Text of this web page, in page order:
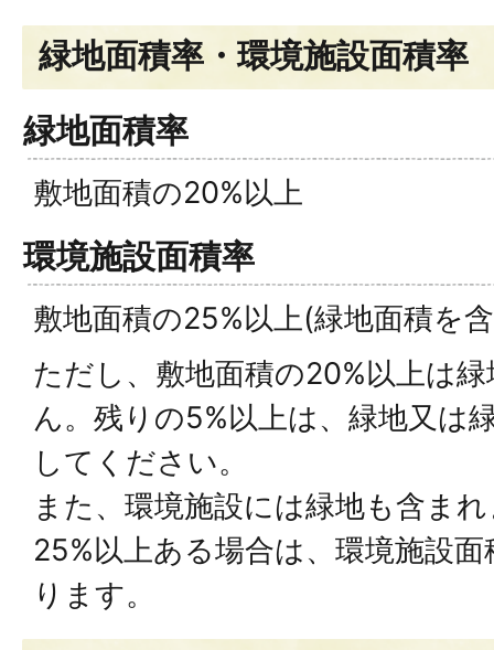
緑地面積率・環境施設面積率
緑地面積率
敷地面積の20%以上
環境施設面積率
敷地面積の25%以上(緑地面積を
ただし、敷地面積の20%以上は
ん。残りの5%以上は、緑地又は
してください。
また、環境施設には緑地も含ま
25%以上ある場合は、環境施設
ります。